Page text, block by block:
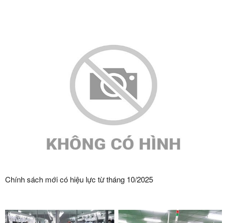
Chính sách mới có hiệu lực từ tháng 10/2025